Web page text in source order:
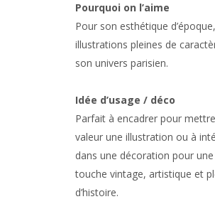
Pourquoi on l’aime
Pour son esthétique
illustrations pleines de
son univers parisien.
Idée d’usage / déco
Parfait à encadrer pour
valeur une illustration ou à
dans une décoration pour une
touche vintage, artistique et
d’histoire.